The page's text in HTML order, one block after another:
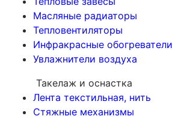
Масляные радиаторы
Тепловентиляторы
Инфракрасные обогреватели
Увлажнители воздуха
Такелаж и оснастка
Лента текстильная, нить
Стяжные механизмы